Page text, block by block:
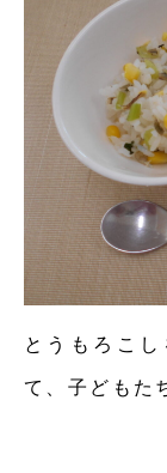
とうもろこ
て、子どもた